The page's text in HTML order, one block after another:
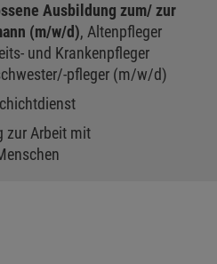
Ausbildung zum/ zur
(m/w/d), Altenpfleger
und Krankenpfleger
pfleger (m/w/d)
zur Arbeit mit